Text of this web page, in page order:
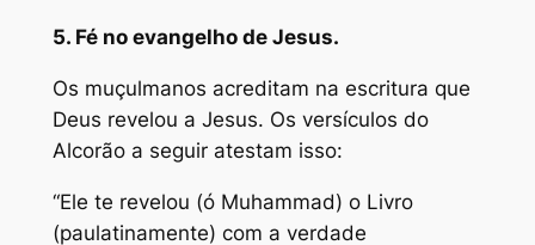
5. Fé no evangelho de Jesus.
Os muçulmanos acreditam na escritura que
Deus revelou a Jesus. Os versículos do
Alcorão a seguir atestam isso:
“Ele te revelou (ó Muhammad) o Livro
(paulatinamente) com a verdade